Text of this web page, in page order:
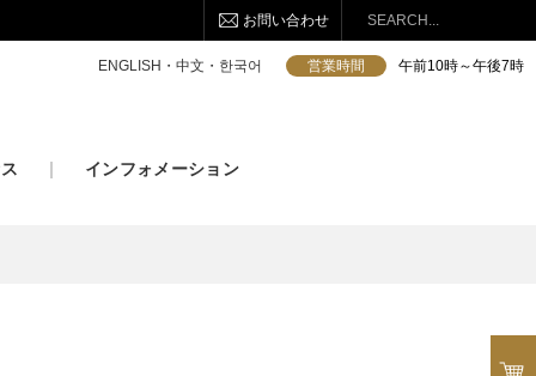
お問い合わせ 検索
ENGLISH・中文・한국어 営業時間 午前10時～午後7時
インフォメーション